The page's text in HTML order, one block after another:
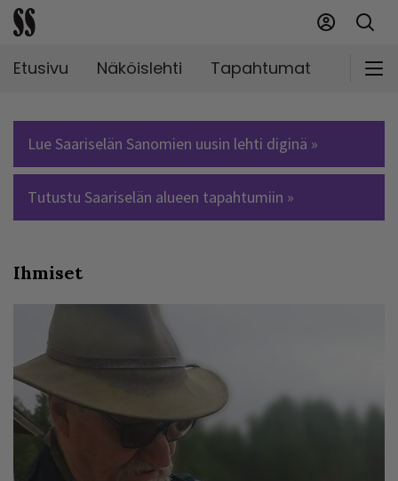
Etusivu Näköislehti Tapahtumat
Lue Saariselän Sanomien uusin lehti diginä »
Tutustu Saariselän alueen tapahtumiin »
Ihmiset